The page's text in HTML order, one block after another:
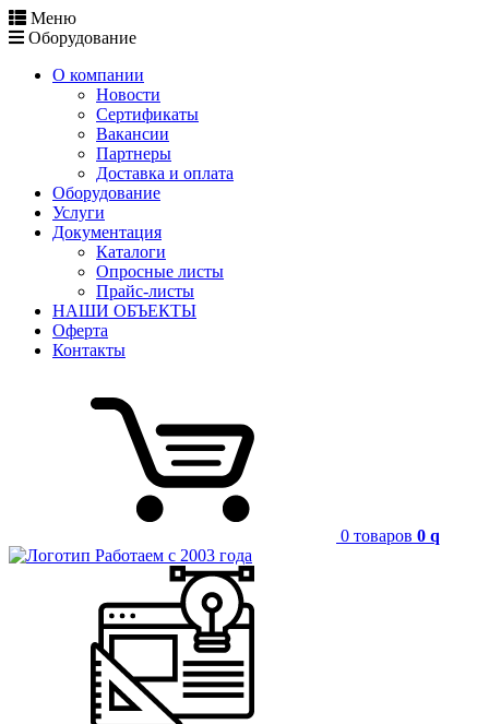
Меню
Оборудование
О компании
Новости
Сертификаты
Вакансии
Партнеры
Доставка и оплата
Оборудование
Услуги
Документация
Каталоги
Опросные листы
Прайс-листы
НАШИ ОБЪЕКТЫ
Оферта
Контакты
0 товаров 0 q
Работаем с 2003 года